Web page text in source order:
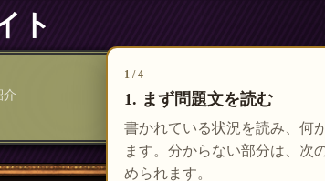
1 / 4
1. まず問題文を読む
書かれている状況を読み、何
ます。分からない部分は、次
められます。
ト
介